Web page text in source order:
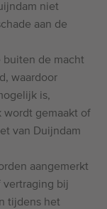
niet
aan de
buiten de macht
waardoor
is,
gemaakt of
van Duijndam
aangemerkt
vertraging bij
tijdens het